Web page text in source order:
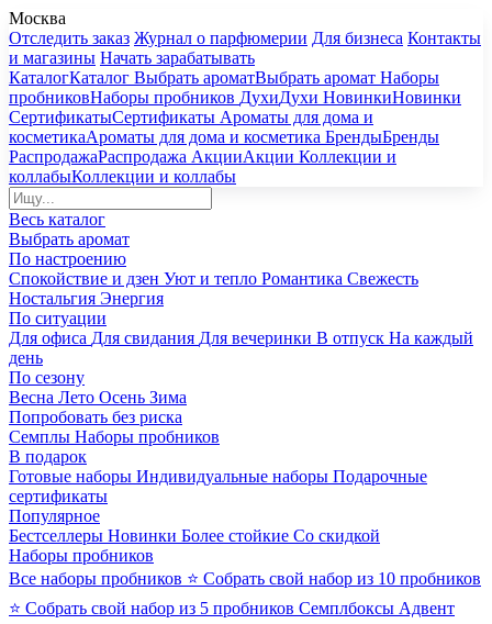
Москва
Отследить заказ Журнал о парфюмерии Для бизнеса Контакты
и магазины Начать зарабатывать
КаталогКаталог Выбрать ароматВыбрать аромат Наборы
пробниковНаборы пробников ДухиДухи НовинкиНовинки
СертификатыСертификаты Ароматы для дома и
косметикаАроматы для дома и косметика БрендыБренды
РаспродажаРаспродажа АкцииАкции Коллекции и
коллабыКоллекции и коллабы
Весь каталог
Выбрать аромат
По настроению
Спокойствие и дзен Уют и тепло Романтика Свежесть
Ностальгия Энергия
По ситуации
Для офиса Для свидания Для вечеринки В отпуск На каждый
день
По сезону
Весна Лето Осень Зима
Попробовать без риска
Семплы Наборы пробников
В подарок
Готовые наборы Индивидуальные наборы Подарочные
сертификаты
Популярное
Бестселлеры Новинки Более стойкие Со скидкой
Наборы пробников
Все наборы пробников ⭐ Собрать свой набор из 10 пробников
⭐ Собрать свой набор из 5 пробников Семплбоксы Адвент